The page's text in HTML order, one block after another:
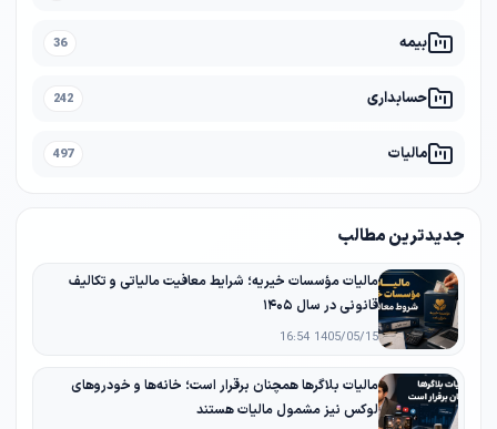
بیمه 36
حسابداری 242
مالیات 497
جدیدترین مطالب
مالیات مؤسسات خیریه؛ شرایط معافیت مالیاتی و تکالیف
قانونی در سال ۱۴۰۵
1405/05/15 16:54
مالیات بلاگرها همچنان برقرار است؛ خانه‌ها و خودروهای
لوکس نیز مشمول مالیات هستند